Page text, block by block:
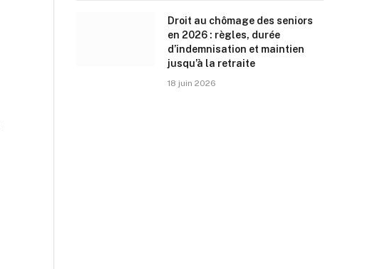
Droit au chômage des seniors
en 2026 : règles, durée
d’indemnisation et maintien
jusqu’à la retraite
18 juin 2026